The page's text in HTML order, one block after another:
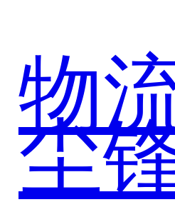
物
尘